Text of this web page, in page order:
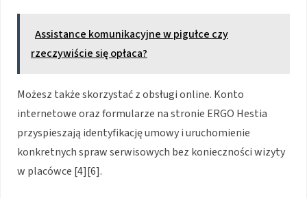
Assistance komunikacyjne w pigułce czy
rzeczywiście się opłaca?
Możesz także skorzystać z obsługi online. Konto
internetowe oraz formularze na stronie ERGO Hestia
przyspieszają identyfikację umowy i uruchomienie
konkretnych spraw serwisowych bez konieczności wizyty
w placówce [4][6].